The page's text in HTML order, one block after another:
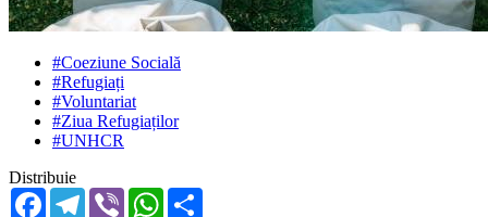
#Coeziune Socială
#Refugiați
#Voluntariat
#Ziua Refugiaților
#UNHCR
Distribuie
FacebookTelegram
Viber WhatsApp